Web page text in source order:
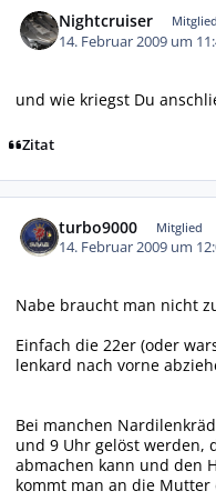
Nightcruiser Mitglied
14. Februar 2009 um
und wie kriegst Du
Zitat
turbo9000 Mitglied
14. Februar 2009 um
Nabe braucht man nicht
Einfach die 22er (oder
lenkard nach vorne
Bei manchen
und 9 Uhr gelöst werden,
abmachen kann und den
kommt man an die Mutter